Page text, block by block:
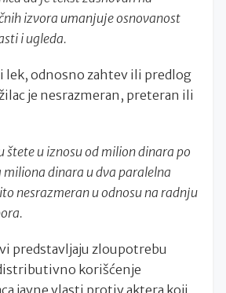
izvora umanjuje osnovanost
i ugleda.
lek, odnosno zahtev ili predlog
je nesrazmeran, preteran ili
štete u iznosu od milion dinara po
dinara u dva paralelna
nesrazmeran u odnosu na radnju
predstavljaju zloupotrebu
korišćenje
javne vlasti protiv aktera koji